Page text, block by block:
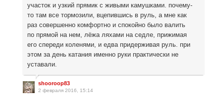
участок и узкий прямик с живыми камушками. почему-
то там все тормозили, вцепившись в руль, а мне как
раз совершенно комфортно и спокойно было валить
по прямой на нем, лёжа ляхами на седле, прижимая
его спереди коленями, и едва придерживая руль. при
этом за день катания именно руки практически не
уставали.
shooroop83
2 февраля 2016, 15:14